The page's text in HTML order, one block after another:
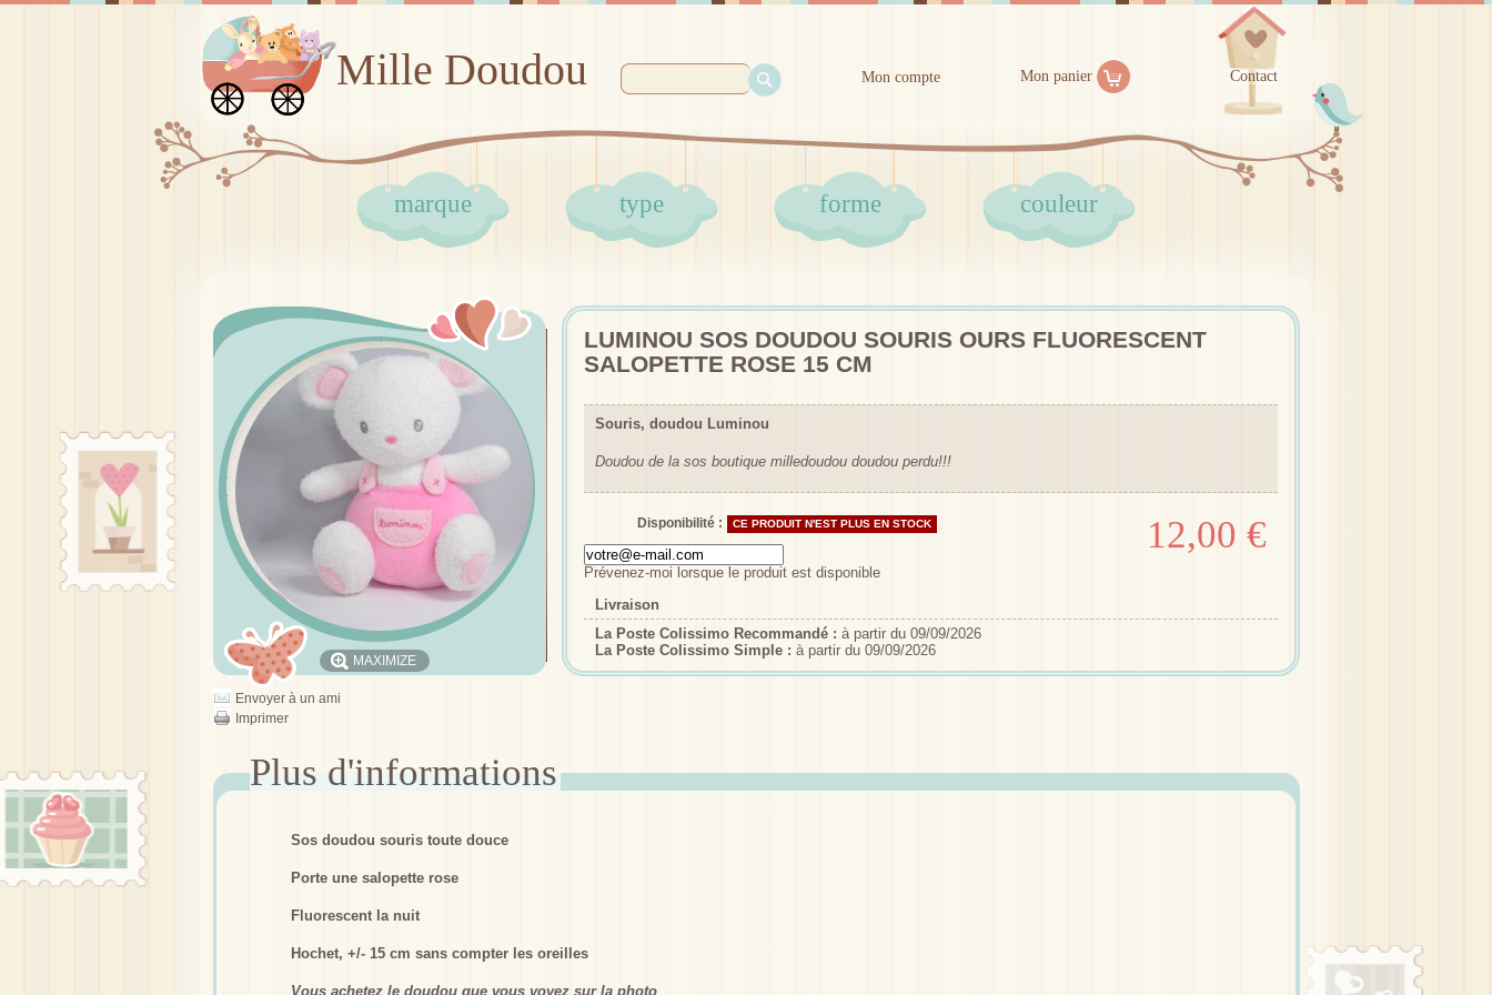
Mille Doudou Mon compte Mon panier Contact
marque type forme couleur
MAXIMIZE
Envoyer à un ami
Imprimer
LUMINOU SOS DOUDOU SOURIS OURS FLUORESCENT
SALOPETTE ROSE 15 CM
Souris, doudou Luminou
Doudou de la sos boutique milledoudou doudou perdu!!!
Disponibilité : CE PRODUIT N'EST PLUS EN STOCK
Prévenez-moi lorsque le produit est disponible
12,00 €
Livraison
La Poste Colissimo Recommandé : à partir du 09/09/2026
La Poste Colissimo Simple : à partir du 09/09/2026
Sos doudou souris toute douce
Porte une salopette rose
Fluorescent la nuit
Hochet, +/- 15 cm sans compter les oreilles
Vous achetez le doudou que vous voyez sur la photo